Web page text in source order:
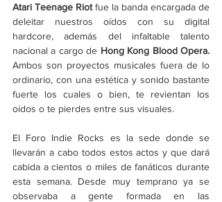
Atari Teenage Riot fue la banda encargada de
deleitar nuestros oídos con su digital
hardcore, además del infaltable talento
nacional a cargo de
Ambos son proyectos musicales fuera de lo
ordinario, con una estética y sonido bastante
fuerte los cuales o bien, te revientan los
oídos o te pierdes entre sus visuales.
El Foro Indie Rocks es la sede donde se
llevarán a cabo todos estos actos y que dará
cabida a cientos o miles de fanáticos durante
esta semana. Desde muy temprano ya se
observaba a gente formada en las